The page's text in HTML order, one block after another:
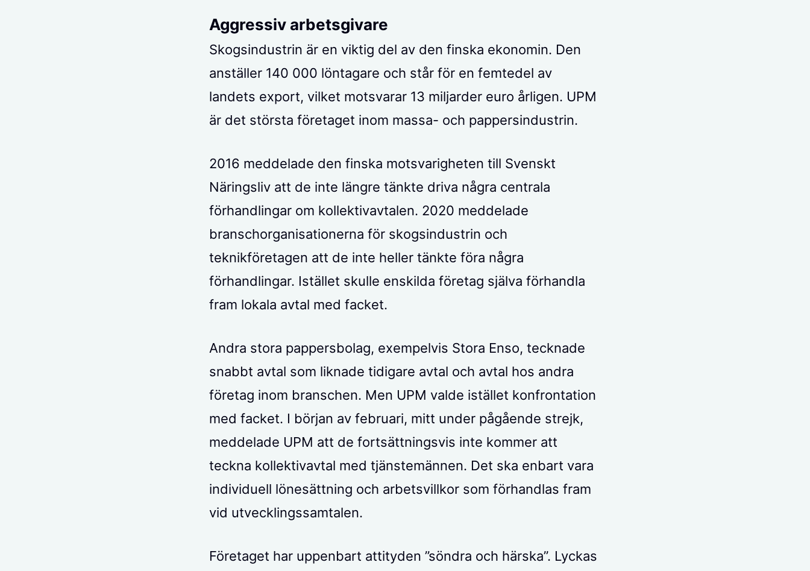
Aggressiv arbetsgivare
Skogsindustrin är en viktig del av den finska ekonomin. Den
anställer 140 000 löntagare och står för en femtedel av
landets export, vilket motsvarar 13 miljarder euro årligen. UPM
är det största företaget inom massa- och pappersindustrin.
2016 meddelade den finska motsvarigheten till Svenskt
Näringsliv att de inte längre tänkte driva några centrala
förhandlingar om kollektivavtalen. 2020 meddelade
branschorganisationerna för skogsindustrin och
teknikföretagen att de inte heller tänkte föra några
förhandlingar. Istället skulle enskilda företag själva förhandla
fram lokala avtal med facket.
Andra stora pappersbolag, exempelvis Stora Enso, tecknade
snabbt avtal som liknade tidigare avtal och avtal hos andra
företag inom branschen. Men UPM valde istället konfrontation
med facket. I början av februari, mitt under pågående strejk,
meddelade UPM att de fortsättningsvis inte kommer att
teckna kollektivavtal med tjänstemännen. Det ska enbart vara
individuell lönesättning och arbetsvillkor som förhandlas fram
vid utvecklingssamtalen.
Företaget har uppenbart attityden ”söndra och härska”. Lyckas